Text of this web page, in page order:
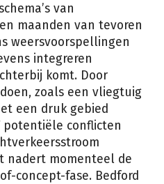
van
maanden van tevoren
weersvoorspellingen
integreren
komt. Door
zoals een vliegtuig
een druk gebied
potentiële conflicten
nadert momenteel de
concept-fase. Bedford